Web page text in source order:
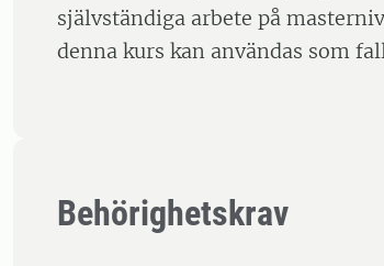
självständiga arbete på
denna kurs kan användas som
Behörighetskrav